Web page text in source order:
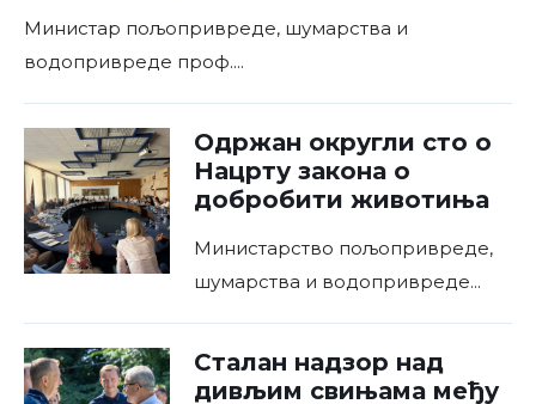
Министар пољопривреде, шумарства и
водопривреде проф....
Одржан округли сто о
Нацрту закона о
добробити животиња
Министарство пољопривреде,
шумарства и водопривреде...
Сталан надзор над
дивљим свињама међу